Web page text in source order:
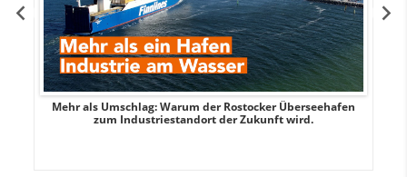
Mehr als Umschlag: Warum der Rostocker Überseehafen
zum Industriestandort der Zukunft wird.